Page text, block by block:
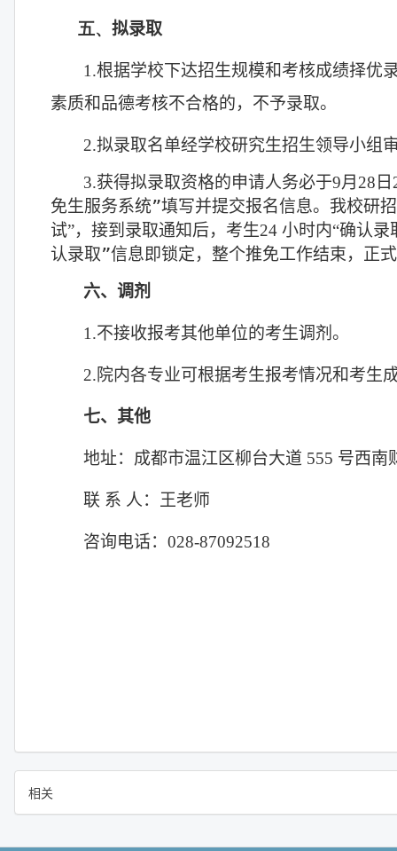
五、 拟录取
1.根据学校下达招生规模和考核成绩择优
素质和品德考核不合格的，不予录取。
2.拟录取名单经学校研究生招生领导小组
3.获得拟录取资格的申请人务必于9月 28 日
免生服务系统”填写并提交报名信息。我校研
试”，接到录取通知后，考生24 小时内“确认
认录取”信息即锁定，整个推免工作结束，正
六、调剂
1.不接收报考其他单位的考生调剂。
2.院内各专业可根据考生报考情况和考生
七、其他
地址：成都市温江区柳台大道 555 号西南
联 系 人：王老师
咨询电话： 028-87092518
相关